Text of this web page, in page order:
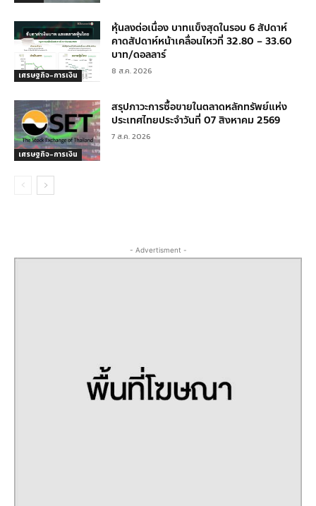
เศรษฐกิจ-การเงิน
หุ้นลงต่อเนื่อง บาทแข็งสุดในรอบ 6 สัปดาห์
คาดสัปดาห์หน้าเคลื่อนไหวที่ 32.80 – 33.60
บาท/ดอลลาร์
8 ส.ค. 2026
เศรษฐกิจ-การเงิน
สรุปภาวะการซื้อขายในตลาดหลักทรัพย์แห่ง
ประเทศไทยประจำวันที่ 07 สิงหาคม 2569
7 ส.ค. 2026
- Advertisment -